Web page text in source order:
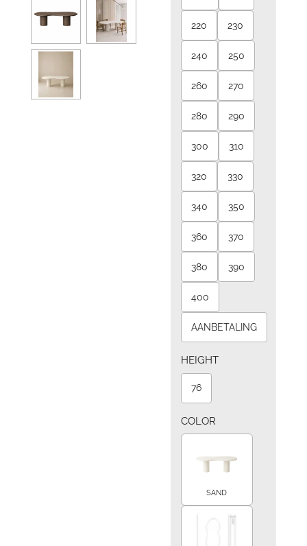
220 230
240 250
260 270
280 290
300 310
320 330
340 350
360 370
380 390
400
AANBETALING
HEIGHT
76
COLOR
SAND